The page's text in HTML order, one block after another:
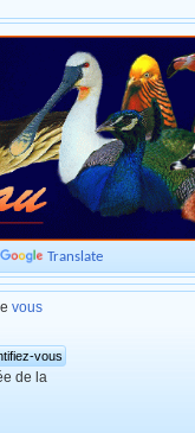
Translate
vous
de la